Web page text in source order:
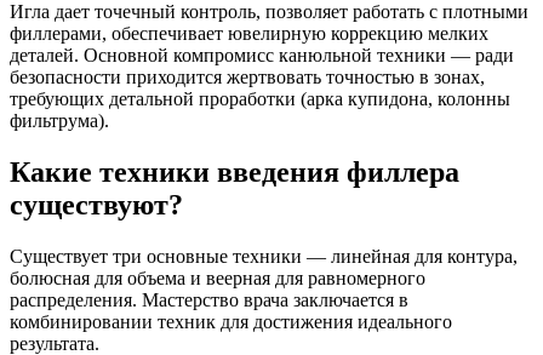
Игла дает точечный контроль, позволяет работать с плотными
филлерами, обеспечивает ювелирную коррекцию мелких
деталей. Основной компромисс канюльной техники — ради
безопасности приходится жертвовать точностью в зонах,
требующих детальной проработки (арка купидона, колонны
фильтрума).
Какие техники введения филлера
существуют?
Существует три основные техники — линейная для контура,
болюсная для объема и веерная для равномерного
распределения. Мастерство врача заключается в
комбинировании техник для достижения идеального
результата.